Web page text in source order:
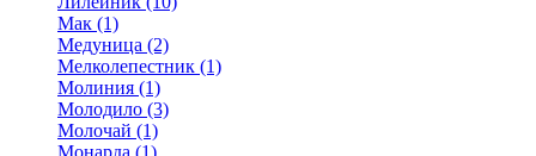
Мак (1)
Медуница (2)
Мелколепестник (1)
Молиния (1)
Молодило (3)
Молочай (1)
Монарда (1)